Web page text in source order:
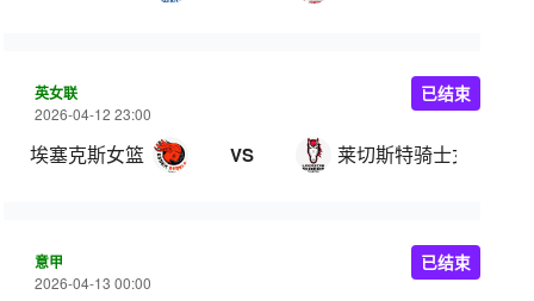
英女联
2026-04-12 23:00
埃塞克斯女篮 VS 莱切斯特骑士女篮
已结束
意甲
2026-04-13 00:00
已结束